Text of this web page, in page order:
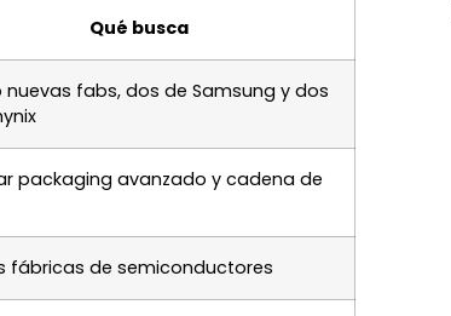
Qué busca
nuevas fabs, dos de Samsung y dos
packaging avanzado y cadena de
fábricas de semiconductores